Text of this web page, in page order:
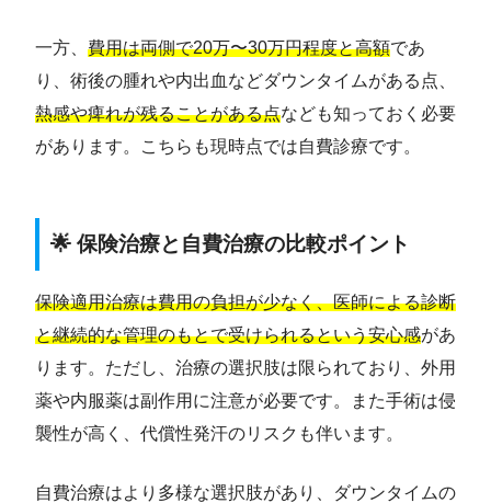
一方、 費用は両側で20万〜30万円程度と高額であ
り、術後の腫れや内出血などダウンタイムがある点、
熱感や痺れが残ることがある点なども知っておく必要
があります。こちらも現時点では自費診療です。
🌟 保険治療と自費治療の比較ポイント
保険適用治療は費用の負担が少なく、医師による診断
と継続的な管理のもとで受けられるという安心感があ
ります。ただし、治療の選択肢は限られており、外用
薬や内服薬は副作用に注意が必要です。また手術は侵
襲性が高く、代償性発汗のリスクも伴います。
自費治療はより多様な選択肢があり、ダウンタイムの